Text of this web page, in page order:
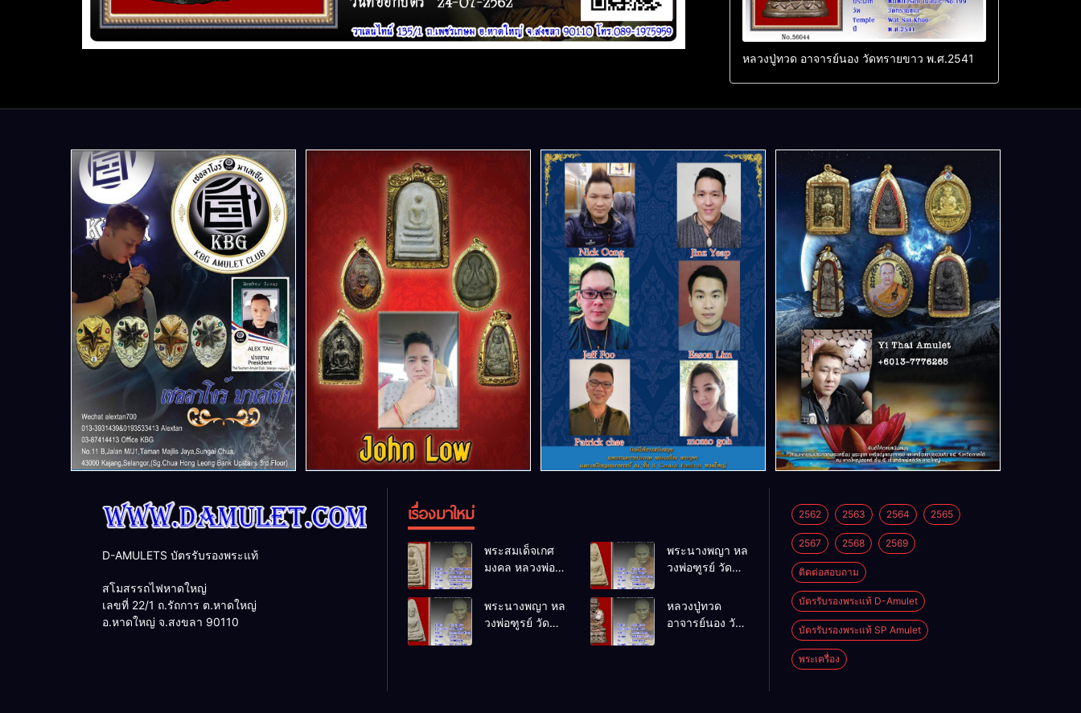
หลวงปู่ทวด อาจารย์นอง วัดทรายขาว พ.ศ.2541
D-AMULETS บัตรรับรองพระแท้
สโมสรรถไฟหาดใหญ่
เลขที่ 22/1 ถ.รัถการ ต.หาดใหญ่
อ.หาดใหญ่ จ.สงขลา 90110
เรื่องมาใหม่
พระสมเด็จเกศ
มงคล หลวงพ่อ
โพธิ์นิมิตร
พ.ศ.2512
พระนางพญา หล
วงพ่อฑูรย์ วัด
พ.ศ.2512
พระนางพญา หล
วงพ่อฑูรย์ วัด
หลวงปู่ทวด
อาจารย์นอง วัด
2562 2563 2564 2565
2567 2568 2569
ติดต่อสอบถาม
บัตรรับรองพระแท้ D-Amulet
บัตรรับรองพระแท้ SP Amulet
พระเครื่อง